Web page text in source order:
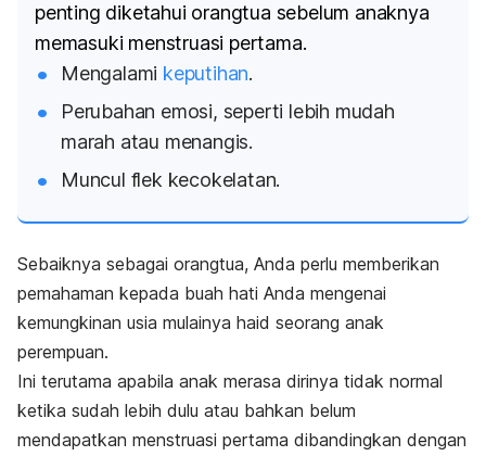
penting diketahui orangtua sebelum anaknya
memasuki menstruasi pertama.
Mengalami keputihan.
Perubahan emosi, seperti lebih mudah
marah atau menangis.
Muncul flek kecokelatan.
Sebaiknya sebagai orangtua, Anda perlu memberikan
pemahaman kepada buah hati Anda mengenai
kemungkinan usia mulainya haid seorang anak
perempuan.
Ini terutama apabila anak merasa dirinya tidak normal
ketika sudah lebih dulu atau bahkan belum
mendapatkan menstruasi pertama dibandingkan dengan